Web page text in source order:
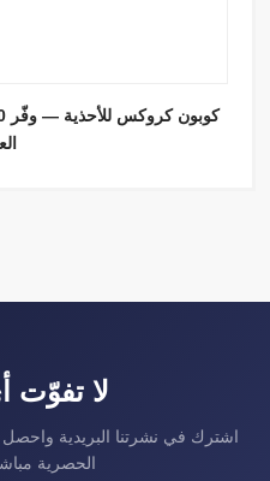
لا
اشترك في نشرتنا البريدية
الحصرية